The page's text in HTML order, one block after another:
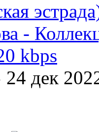
-
kbps
24 дек